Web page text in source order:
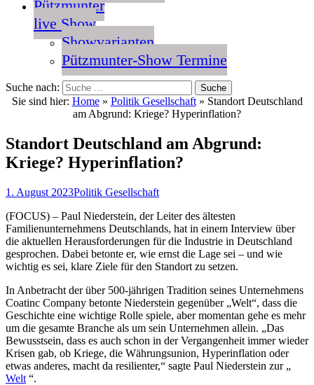
Pützmunter
live Show
Showvarianten
Pützmunter-Show Termine
Suche nach:
Sie sind hier: Home» Politik Gesellschaft» Standort Deutschland
am Abgrund: Kriege? Hyperinflation?
Standort Deutschland am Abgrund:
Kriege? Hyperinflation?
1. August 2023Politik Gesellschaft
(FOCUS) – Paul Niederstein, der Leiter des ältesten
Familienunternehmens Deutschlands, hat in einem Interview über
die aktuellen Herausforderungen für die Industrie in Deutschland
gesprochen. Dabei betonte er, wie ernst die Lage sei – und wie
wichtig es sei, klare Ziele für den Standort zu setzen.
In Anbetracht der über 500-jährigen Tradition seines Unternehmens
Coatinc Company betonte Niederstein gegenüber „Welt“, dass die
Geschichte eine wichtige Rolle spiele, aber momentan gehe es mehr
um die gesamte Branche als um sein Unternehmen allein. „Das
Bewusstsein, dass es auch schon in der Vergangenheit immer wieder
Krisen gab, ob Kriege, die Währungsunion, Hyperinflation oder
etwas anderes, macht da resilienter,“ sagte Paul Niederstein zur „
Welt “.